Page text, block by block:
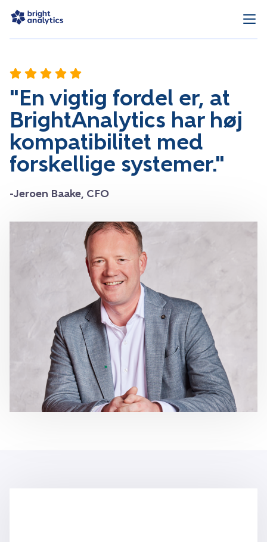
"En vigtig fordel er, at
BrightAnalytics har høj
kompatibilitet med
forskellige systemer."
-Jeroen Baake, CFO